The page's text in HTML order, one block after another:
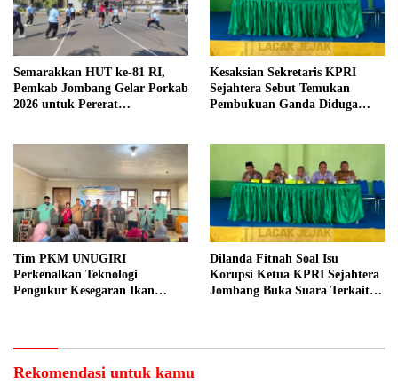
Semarakkan HUT ke-81 RI,
Pemkab Jombang Gelar Porkab
2026 untuk Pererat
Kesaksian Sekretaris KPRI
Sejahtera Sebut Temukan
Pembukuan Ganda Diduga
Tim PKM UNUGIRI
Perkenalkan Teknologi
Pengukur Kesegaran Ikan
Dilanda Fitnah Soal Isu
Korupsi Ketua KPRI Sejahtera
Jombang Buka Suara Terkait
Rekomendasi untuk kamu